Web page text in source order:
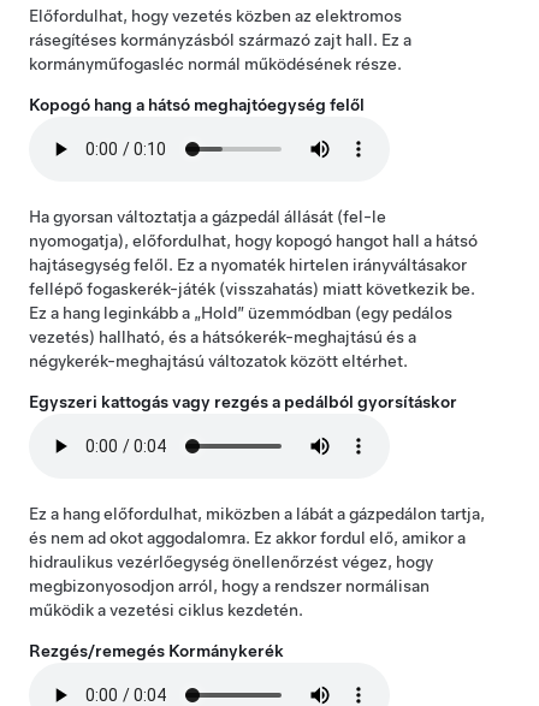
Előfordulhat, hogy vezetés közben az elektromos
rásegítéses kormányzásból származó zajt hall. Ez a
kormányműfogasléc normál működésének része.
Kopogó hang a hátsó meghajtóegység felől
Ha gyorsan változtatja a gázpedál állását (fel-le
nyomogatja), előfordulhat, hogy kopogó hangot hall a hátsó
hajtásegység felől. Ez a nyomaték hirtelen irányváltásakor
fellépő fogaskerék-játék (visszahatás) miatt következik be.
Ez a hang leginkább a „Hold” üzemmódban (egy pedálos
vezetés) hallható, és a hátsókerék-meghajtású és a
négykerék-meghajtású változatok között eltérhet.
Egyszeri kattogás vagy rezgés a pedálból gyorsításkor
Ez a hang előfordulhat, miközben a lábát a gázpedálon tartja,
és nem ad okot aggodalomra. Ez akkor fordul elő, amikor a
hidraulikus vezérlőegység önellenőrzést végez, hogy
megbizonyosodjon arról, hogy a rendszer normálisan
működik a vezetési ciklus kezdetén.
Rezgés/remegés Kormánykerék